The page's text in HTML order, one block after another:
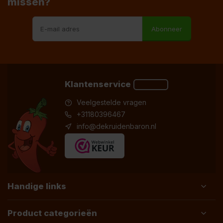
Abonneer
Klantenservice
Veelgestelde vragen
+31180396467
info@dekruidenbaron.nl
Handige links
Product categorieën